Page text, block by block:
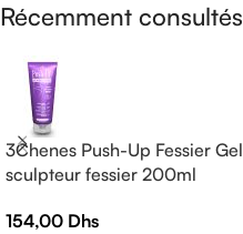
Récemment consultés
3Chenes Push-Up Fessier Gel
sculpteur fessier 200ml
154,00 Dhs